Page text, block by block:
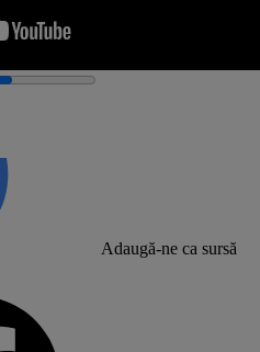
o parte, numită locator, se obligă să
folosinţa unui bun pentru o
preţ, denumit chirie (art. 1777 din
a permite examinarea bunului.
să permită examinarea bunului
intervale de timp rezonabile în
bunului, precum şi de către cei care
la încetarea contractului, doresc să
prin aceasta să i se cauzeze o
bunului.
închirierii încheiate pe durată
este pe durată determinată,
Adaugă-ne ca sursă